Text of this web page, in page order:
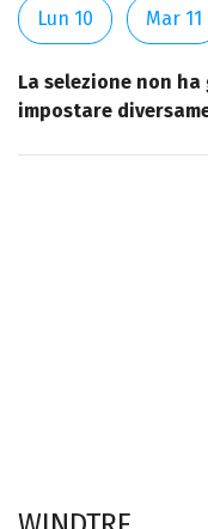
Lun 10 Mar 11
La selezione non
impostare